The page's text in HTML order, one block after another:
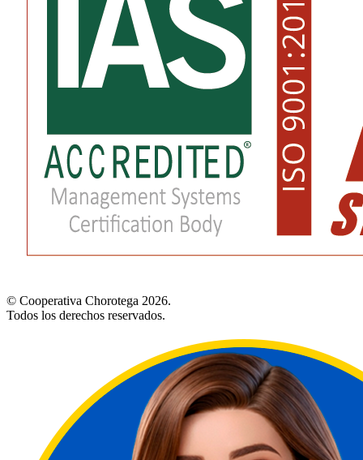
© Cooperativa Chorotega 2026.
Todos los derechos reservados.